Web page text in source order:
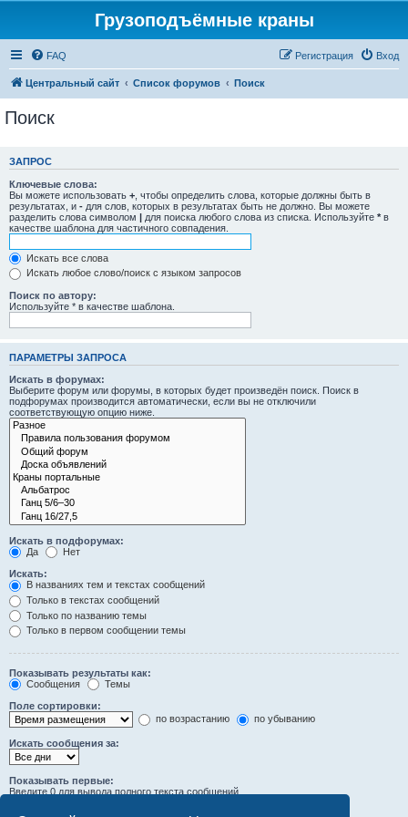
Грузоподъёмные краны
FAQ Вход
Регистрация
Центральный сайт Список форумов Поиск
Поиск
ЗАПРОС
Ключевые слова:
Вы можете использовать + , чтобы определить слова, которые должны быть в
результатах, и - для слов, которых в результатах быть не должно. Вы можете
разделить слова символом | для поиска любого слова из списка. Используйте * в
качестве шаблона для частичного совпадения.
Искать все слова
Искать любое слово/поиск с языком запросов
Поиск по автору:
Используйте * в качестве шаблона.
ПАРАМЕТРЫ ЗАПРОСА
Искать в форумах:
Выберите форум или форумы, в которых будет произведён поиск. Поиск в
подфорумах производится автоматически, если вы не отключили
соответствующую опцию ниже.
Искать в подфорумах:
Да
Нет
Искать:
В названиях тем и текстах сообщений
Только в текстах сообщений
Только по названию темы
Только в первом сообщении темы
Показывать результаты как:
Сообщения
Темы
Поле сортировки:
по возрастанию
по убыванию
Искать сообщения за:
Показывать первые:
Введите 0 для вывода полного текста сообщений.